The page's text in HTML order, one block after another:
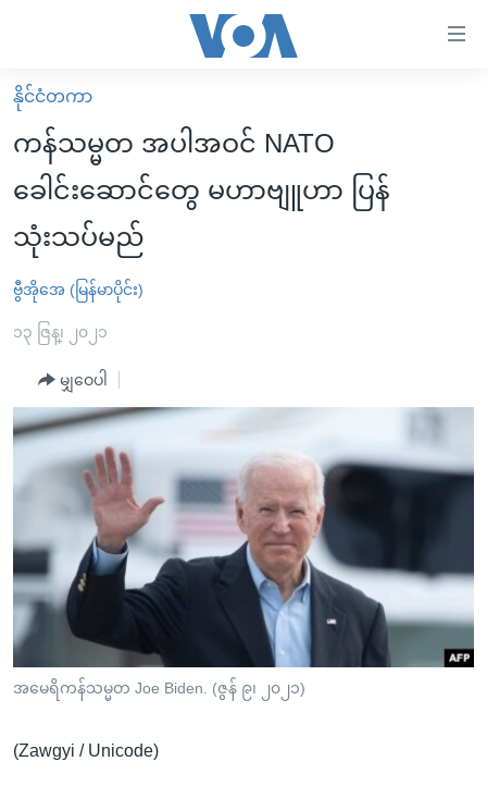
လွယ်ကူ
စေ
သည့်
များ
ပင်မ
အကြောင်းအရာ
ကျော်
ကြည့်
ရန်
စာမျက်နှာ
သို့
ကျော်
ကြည့်
ရန်
ရှာဖွေ
နေရာ
မူလစာမျက်နှာ
မြန်မာ
ကမ္ဘာ့သတင်းများ
နိုင်ငံတကာ
အစ္စရေး-ပါလက်စတိုင်း
ဗွီဒီယို
အင်္ဂလိပ်စာလေ့လာမယ်
အမေရိကန်သုံးအီဒီယံ
မကြေးမုံရဲ့ အင်္ဂလိပ်စာ
ရုပ်ရှင်ထဲက အင်္ဂလိပ်စာ
သုတပဒေသာ အင်္ဂလိပ်စာ
အပတ်စဉ်ကဏ္ဍများ
ရေဒီယို
တီဗွီ
ရေဒီယိုနှင့်ရုပ်သံ အချက်အလက်များ
ရေဒီယို/တီဗွီအစီအစဉ်
Learning English
ဗွီအိုအေ လူမှုကွန်ယက်များ
ဘာသာစကားများ
နိုင်ငံတကာ
ကန်သမ္မတ အပါအဝင် NATO
ခေါင်းဆောင်တွေ မဟာဗျူဟာ ပြန်
သုံးသပ်မည်
ဗွီအိုအေ (မြန်မာပိုင်း)
၁၃ ဇြန္၊ ၂၀၂၁
မျှဝေပါ
အမေရိကန်သမ္မတ Joe Biden. (ဇွန် ၉၊ ၂၀၂၁)
(Zawgyi / Unicode)